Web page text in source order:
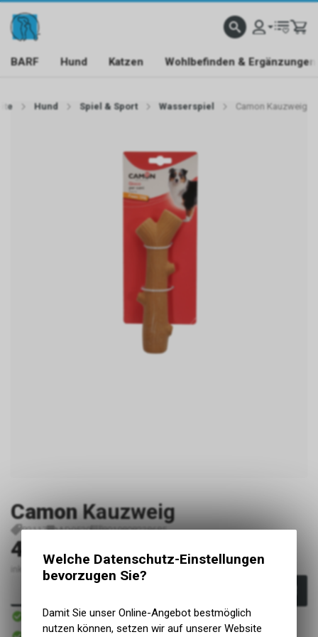
BARF Hund Katzen Wohlbefinden & Ergänzungen
Hund Spiel & Sport Wasserspiel Camon Kauzweig
Camon Kauzweig
P2117 AD0520 8019808238685
4.90 CHF
inkl. MwSt., zzgl. Versandkosten
Sofort verfügbar
Sofort abholbar
Welche Datenschutz-Einstellungen
bevorzugen Sie?
Damit Sie unser Online-Angebot bestmöglich
nutzen können, setzen wir auf unserer Website